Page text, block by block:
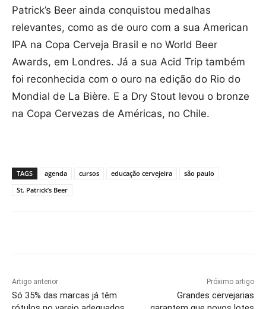
Patrick’s Beer ainda conquistou medalhas
relevantes, como as de ouro com a sua American
IPA na Copa Cerveja Brasil e no World Beer
Awards, em Londres. Já a sua Acid Trip também
foi reconhecida com o ouro na edição do Rio do
Mondial de La Bière. E a Dry Stout levou o bronze
na Copa Cervezas de Américas, no Chile.
TAGS agenda cursos educação cervejeira
são paulo
St. Patrick’s Beer
Artigo anterior
Só 35% das marcas já têm
Próximo artigo
Grandes cervejarias